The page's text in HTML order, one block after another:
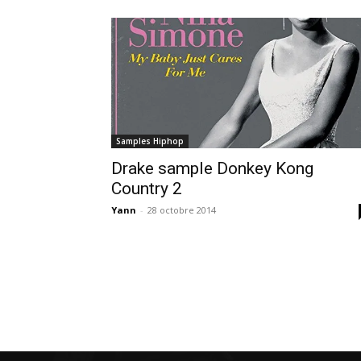
Samples Hiphop
Drake sample Donkey Kong
Country 2
Yann - 28 octobre 2014